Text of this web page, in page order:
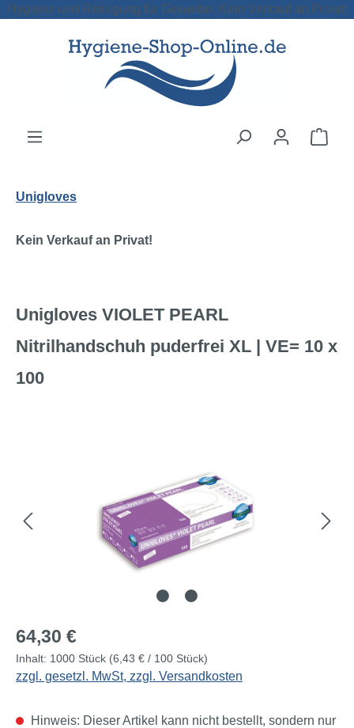
Zum Hauptinhalt springen
Hygiene und Reinigung für Gewerbe. Kein Verkauf an Privat!
Unigloves
Kein Verkauf an Privat!
Unigloves VIOLET PEARL
Nitrilhandschuh puderfrei XL | VE= 10 x
100
Regulärer Preis:
64,30 €
Inhalt: 1000 Stück (6,43 € / 100 Stück)
zzgl. gesetzl. MwSt, zzgl. Versandkosten
Hinweis: Dieser Artikel kann nicht bestellt, sondern nur